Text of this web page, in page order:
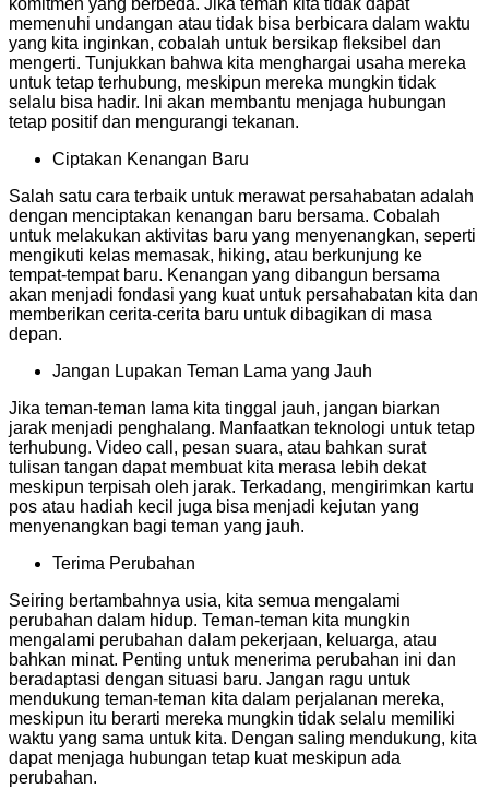
komitmen yang berbeda. Jika teman kita tidak dapat
memenuhi undangan atau tidak bisa berbicara dalam waktu
yang kita inginkan, cobalah untuk bersikap fleksibel dan
mengerti. Tunjukkan bahwa kita menghargai usaha mereka
untuk tetap terhubung, meskipun mereka mungkin tidak
selalu bisa hadir. Ini akan membantu menjaga hubungan
tetap positif dan mengurangi tekanan.
Ciptakan Kenangan Baru
Salah satu cara terbaik untuk merawat persahabatan adalah
dengan menciptakan kenangan baru bersama. Cobalah
untuk melakukan aktivitas baru yang menyenangkan, seperti
mengikuti kelas memasak, hiking, atau berkunjung ke
tempat-tempat baru. Kenangan yang dibangun bersama
akan menjadi fondasi yang kuat untuk persahabatan kita dan
memberikan cerita-cerita baru untuk dibagikan di masa
depan.
Jangan Lupakan Teman Lama yang Jauh
Jika teman-teman lama kita tinggal jauh, jangan biarkan
jarak menjadi penghalang. Manfaatkan teknologi untuk tetap
terhubung. Video call, pesan suara, atau bahkan surat
tulisan tangan dapat membuat kita merasa lebih dekat
meskipun terpisah oleh jarak. Terkadang, mengirimkan kartu
pos atau hadiah kecil juga bisa menjadi kejutan yang
menyenangkan bagi teman yang jauh.
Terima Perubahan
Seiring bertambahnya usia, kita semua mengalami
perubahan dalam hidup. Teman-teman kita mungkin
mengalami perubahan dalam pekerjaan, keluarga, atau
bahkan minat. Penting untuk menerima perubahan ini dan
beradaptasi dengan situasi baru. Jangan ragu untuk
mendukung teman-teman kita dalam perjalanan mereka,
meskipun itu berarti mereka mungkin tidak selalu memiliki
waktu yang sama untuk kita. Dengan saling mendukung, kita
dapat menjaga hubungan tetap kuat meskipun ada
perubahan.